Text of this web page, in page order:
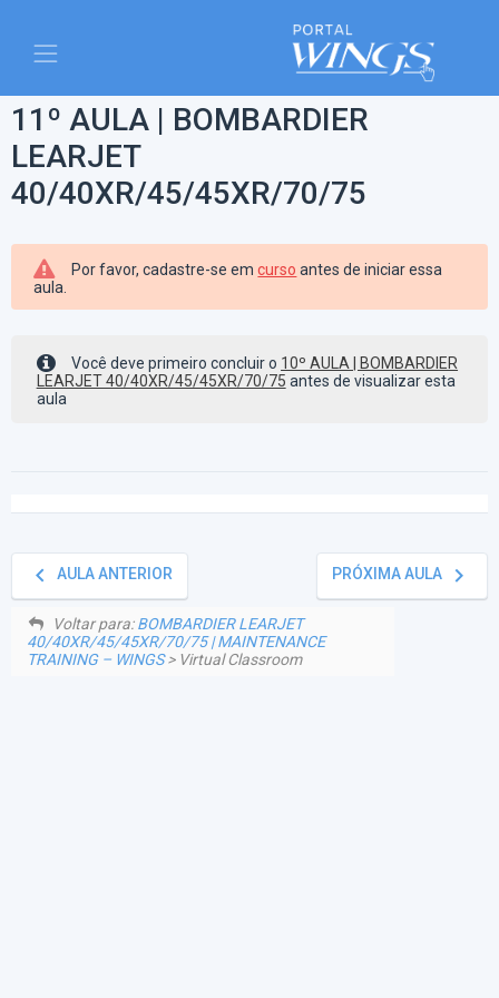
11º AULA | BOMBARDIER
LEARJET
40/40XR/45/45XR/70/75
Por favor, cadastre-se emcurso antes de iniciar essa
aula.
Você deve primeiro concluir o 10º AULA | BOMBARDIER
LEARJET 40/40XR/45/45XR/70/75 antes de visualizar esta
aula
keyboard_arrow_left AULA ANTERIOR PRÓXIMA AULA keyboard_arrow_right
Voltar para:BOMBARDIER LEARJET
40/40XR/45/45XR/70/75 | MAINTENANCE
TRAINING – WINGS> Virtual Classroom